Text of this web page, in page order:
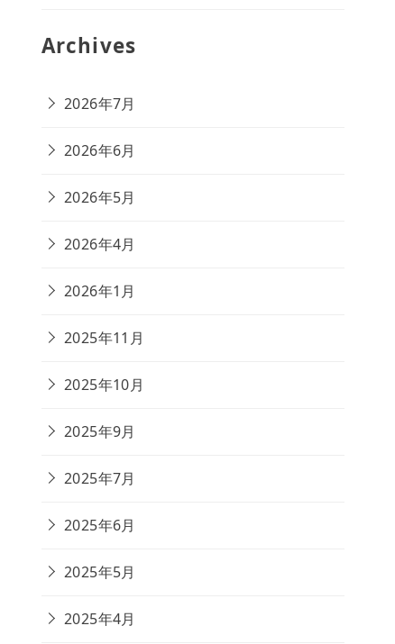
Archives
2026年7月
2026年6月
2026年5月
2026年4月
2026年1月
2025年11月
2025年10月
2025年9月
2025年7月
2025年6月
2025年5月
2025年4月